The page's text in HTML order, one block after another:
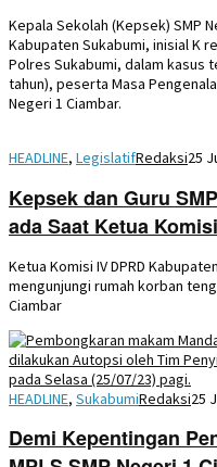
Kepala Sekolah (Kepsek) SMP
Kabupaten Sukabumi, inisial K
Polres Sukabumi, dalam kasus
tahun), peserta Masa
Negeri 1 Ciambar.
HEADLINE, LegislatifRedaksi25
Kepsek dan Guru
ada Saat Ketua
Ketua Komisi IV DPRD
mengunjungi rumah korban
Ciambar
HEADLINE, SukabumiRedaksi25
Demi Kepentingan